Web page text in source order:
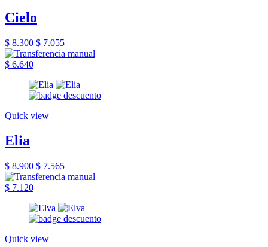
Cielo
$ 8.300 $ 7.055
$ 6.640
Quick view
Elia
$ 8.900 $ 7.565
$ 7.120
Quick view